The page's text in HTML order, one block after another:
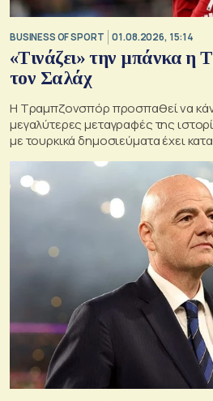
BUSINESS OF SPORT 01.08.2026, 15:14
«Τινάζει» την μπάνκα η
τον Σαλάχ
Η Τραμπζονσπόρ προσπαθεί να
μεγαλύτερες μεταγραφές της
με τουρκικά δημοσιεύματα έχει